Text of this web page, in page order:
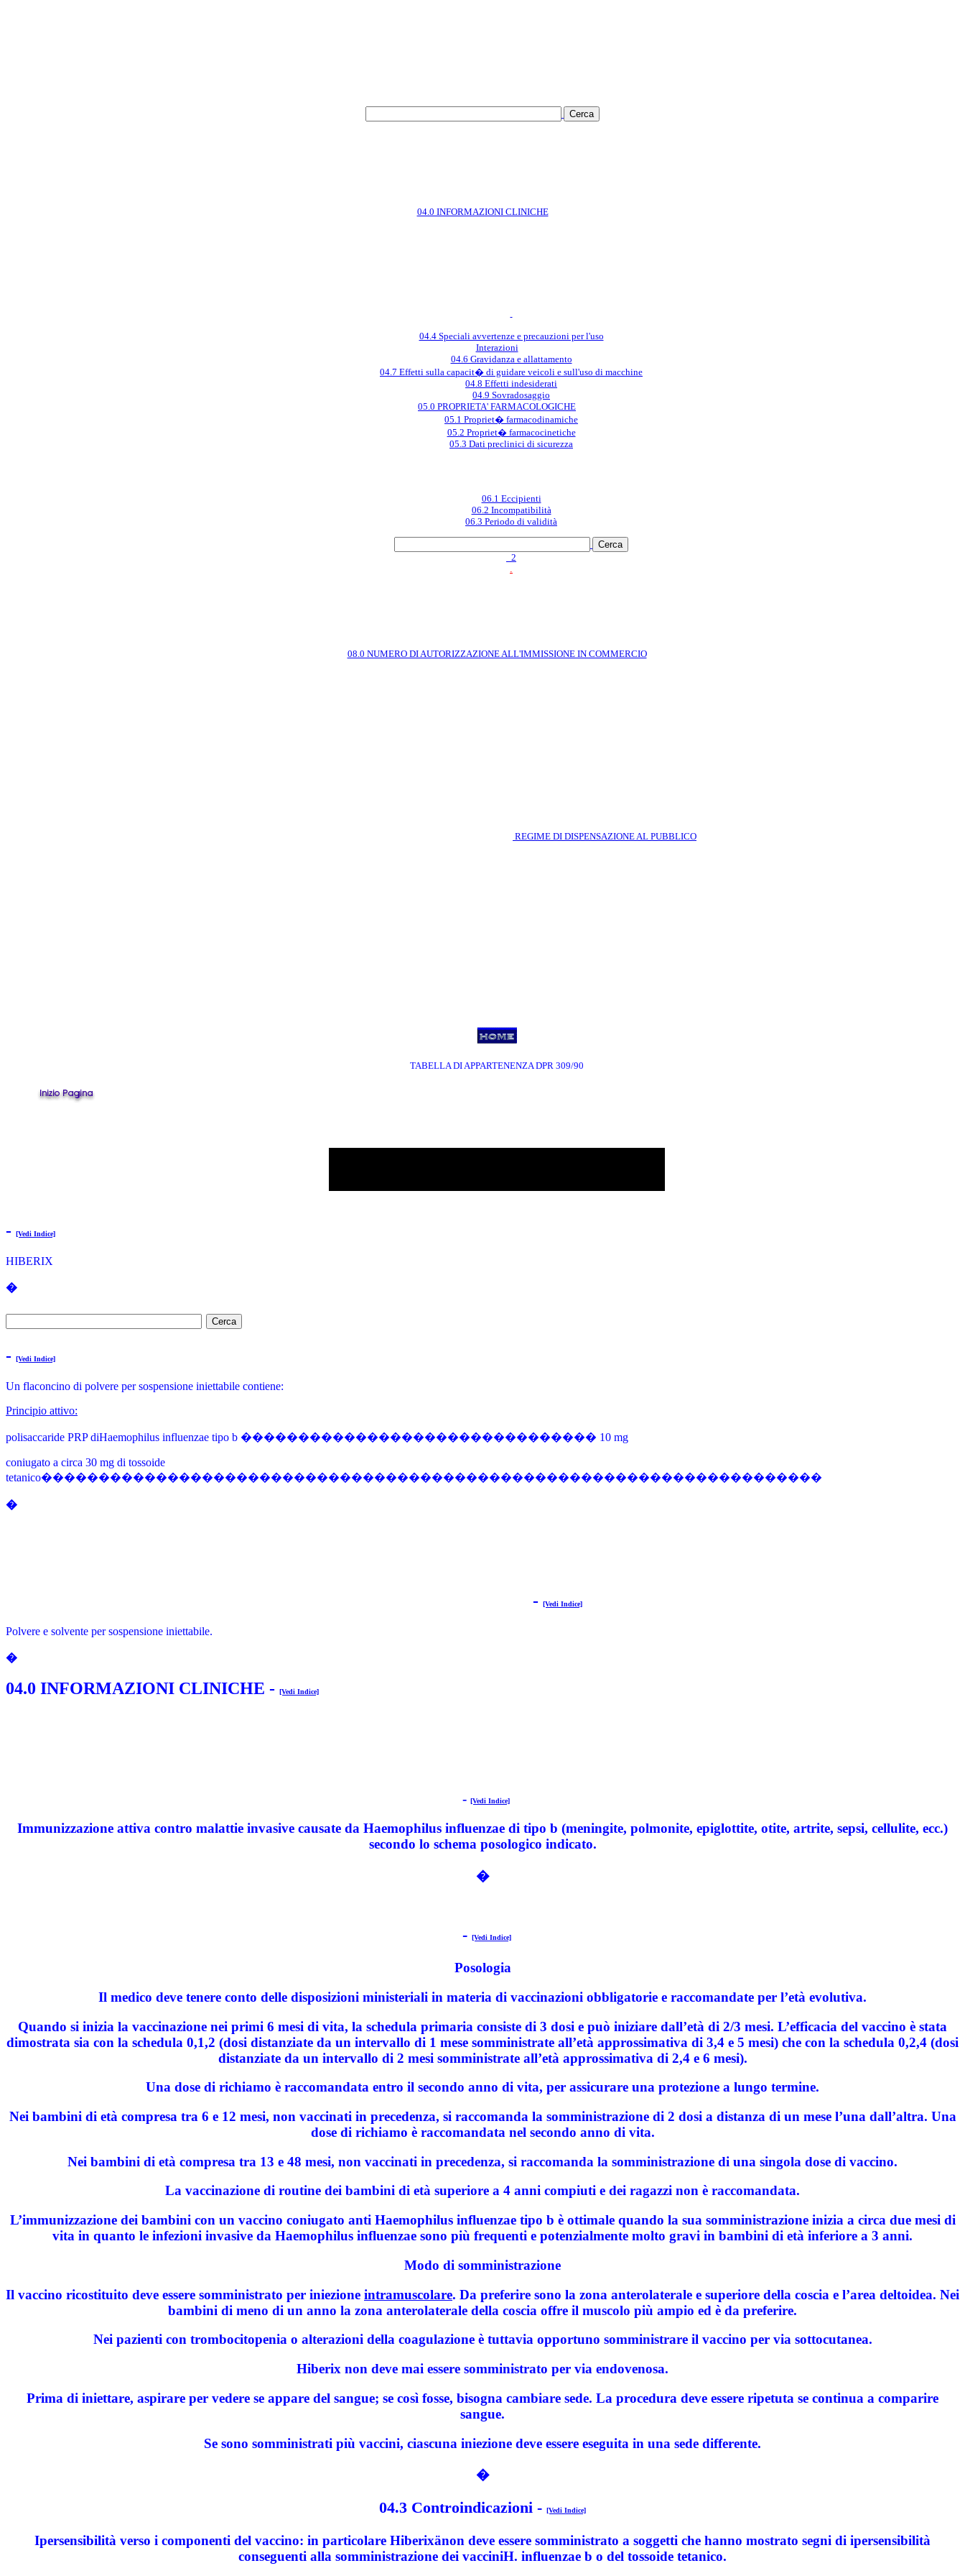
04.0 INFORMAZIONI CLINICHE
04.4 Speciali avvertenze e precauzioni per l'uso
Interazioni
04.6 Gravidanza e allattamento
04.7 Effetti sulla capacit� di guidare veicoli e sull'uso di macchine
04.8 Effetti indesiderati
04.9 Sovradosaggio
05.0 PROPRIETA' FARMACOLOGICHE
05.1 Propriet� farmacodinamiche
05.2 Propriet� farmacocinetiche
05.3 Dati preclinici di sicurezza
06.1 Eccipienti
06.2 Incompatibilità
06.3 Periodo di validità
_2
.
08.0 NUMERO DI AUTORIZZAZIONE ALL'IMMISSIONE IN COMMERCIO
REGIME DI DISPENSAZIONE AL PUBBLICO
TABELLA DI APPARTENENZA DPR 309/90
- [Vedi Indice]
HIBERIX
�
- [Vedi Indice]
Un flaconcino di polvere per sospensione iniettabile contiene:
Principio attivo:
polisaccaride PRP diHaemophilus influenzae tipo b ������������������������������� 10 mg
coniugato a circa 30 mg di tossoide
tetanico��������������������������������������������������������������������
�
- [Vedi Indice]
Polvere e solvente per sospensione iniettabile.
�
04.0 INFORMAZIONI CLINICHE - [Vedi Indice]
- [Vedi Indice]
Immunizzazione attiva contro malattie invasive causate da Haemophilus influenzae di tipo b (meningite, polmonite, epiglottite, otite, artrite, sepsi, cellulite, ecc.)
secondo lo schema posologico indicato.
�
- [Vedi Indice]
Posologia
Il medico deve tenere conto delle disposizioni ministeriali in materia di vaccinazioni obbligatorie e raccomandate per l’età evolutiva.
Quando si inizia la vaccinazione nei primi 6 mesi di vita, la schedula primaria consiste di 3 dosi e può iniziare dall’età di 2/3 mesi. L’efficacia del vaccino è stata
dimostrata sia con la schedula 0,1,2 (dosi distanziate da un intervallo di 1 mese somministrate all’età approssimativa di 3,4 e 5 mesi) che con la schedula 0,2,4 (dosi
distanziate da un intervallo di 2 mesi somministrate all’età approssimativa di 2,4 e 6 mesi).
Una dose di richiamo è raccomandata entro il secondo anno di vita, per assicurare una protezione a lungo termine.
Nei bambini di età compresa tra 6 e 12 mesi, non vaccinati in precedenza, si raccomanda la somministrazione di 2 dosi a distanza di un mese l’una dall’altra. Una
dose di richiamo è raccomandata nel secondo anno di vita.
Nei bambini di età compresa tra 13 e 48 mesi, non vaccinati in precedenza, si raccomanda la somministrazione di una singola dose di vaccino.
La vaccinazione di routine dei bambini di età superiore a 4 anni compiuti e dei ragazzi non è raccomandata.
L’immunizzazione dei bambini con un vaccino coniugato anti Haemophilus influenzae tipo b è ottimale quando la sua somministrazione inizia a circa due mesi di
vita in quanto le infezioni invasive da Haemophilus influenzae sono più frequenti e potenzialmente molto gravi in bambini di età inferiore a 3 anni.
Modo di somministrazione
Il vaccino ricostituito deve essere somministrato per iniezione intramuscolare. Da preferire sono la zona anterolaterale e superiore della coscia e l’area deltoidea. Nei
bambini di meno di un anno la zona anterolaterale della coscia offre il muscolo più ampio ed è da preferire.
Nei pazienti con trombocitopenia o alterazioni della coagulazione è tuttavia opportuno somministrare il vaccino per via sottocutanea.
Hiberix non deve mai essere somministrato per via endovenosa.
Prima di iniettare, aspirare per vedere se appare del sangue; se così fosse, bisogna cambiare sede. La procedura deve essere ripetuta se continua a comparire
sangue.
Se sono somministrati più vaccini, ciascuna iniezione deve essere eseguita in una sede differente.
�
04.3 Controindicazioni - [Vedi Indice]
Ipersensibilità verso i componenti del vaccino: in particolare Hiberixänon deve essere somministrato a soggetti che hanno mostrato segni di ipersensibilità
conseguenti alla somministrazione dei vacciniH. influenzae b o del tossoide tetanico.